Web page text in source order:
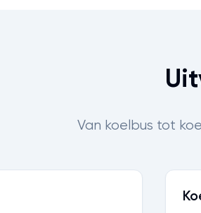
Van koelbus tot